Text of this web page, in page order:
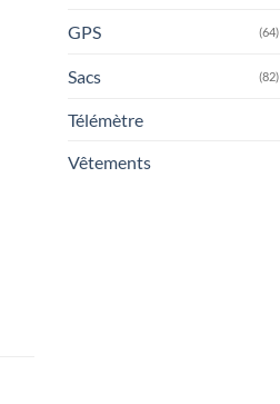
GPS (64)
Sacs (82)
Télémètre
Vêtements